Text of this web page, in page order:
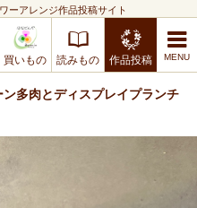
ーアレンジ作品投稿サイト
買いもの 読みもの 作品投稿
ン多肉とディスプレイプランチ